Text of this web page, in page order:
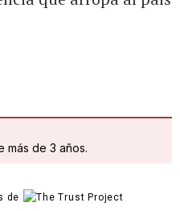
más de 3 años.
de